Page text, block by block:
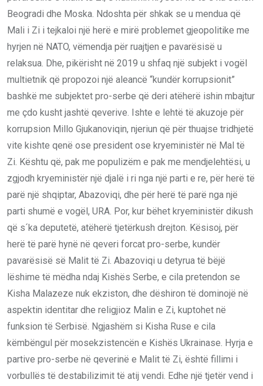
Beogradi dhe Moska. Ndoshta për shkak se u mendua që
Mali i Zi i tejkaloi një herë e mirë problemet gjeopolitike me
hyrjen në NATO, vëmendja për ruajtjen e pavarësisë u
relaksua. Dhe, pikërisht në 2019 u shfaq një subjekt i vogël
multietnik që propozoi një aleancë “kundër korrupsionit”
bashkë me subjektet pro-serbe që deri atëherë ishin mbajtur
me çdo kusht jashtë qeverive. Ishte e lehtë të akuzoje për
korrupsion Millo Gjukanoviqin, njeriun që për thuajse tridhjetë
vite kishte qenë ose president ose kryeministër në Mal të
Zi. Kështu që, pak me populizëm e pak me mendjelehtësi, u
zgjodh kryeministër një djalë i ri nga një parti e re, për herë të
parë një shqiptar, Abazoviqi, dhe për herë të parë nga një
parti shumë e vogël, URA. Por, kur bëhet kryeministër dikush
që s´ka deputetë, atëherë tjetërkush drejton. Kësisoj, për
herë të parë hynë në qeveri forcat pro-serbe, kundër
pavarësisë së Malit të Zi. Abazoviqi u detyrua të bëjë
lëshime të mëdha ndaj Kishës Serbe, e cila pretendon se
Kisha Malazeze nuk ekziston, dhe dëshiron të dominojë në
aspektin identitar dhe religjioz Malin e Zi, kuptohet në
funksion të Serbisë. Ngjashëm si Kisha Ruse e cila
këmbëngul për mosekzistencën e Kishës Ukrainase. Hyrja e
partive pro-serbe në qeverinë e Malit të Zi, është fillimi i
vorbullës të destabilizimit të atij vendi. Edhe një tjetër vend i